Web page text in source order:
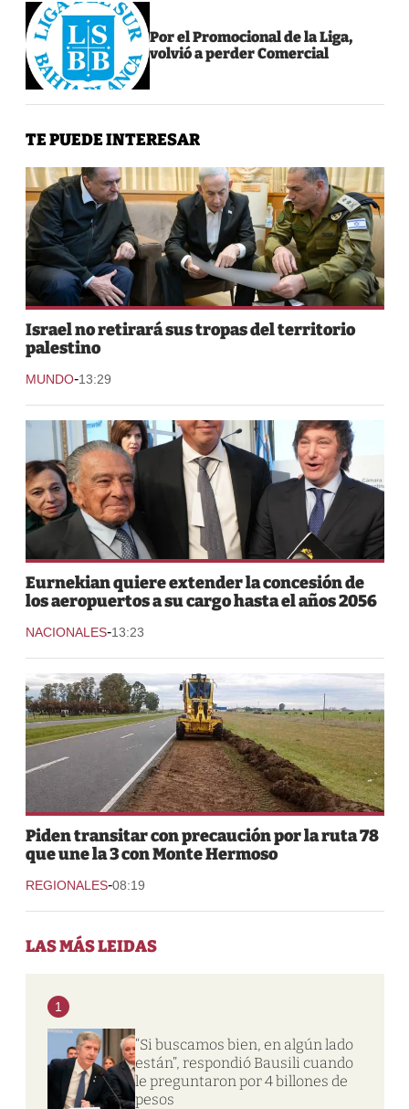
Por el Promocional de la Liga,
volvió a perder Comercial
TE PUEDE INTERESAR
Israel no retirará sus tropas del territorio
palestino
MUNDO-13:29
Eurnekian quiere extender la concesión de
los aeropuertos a su cargo hasta el años 2056
NACIONALES-13:23
Piden transitar con precaución por la ruta 78
que une la 3 con Monte Hermoso
REGIONALES-08:19
LAS MÁS LEIDAS
1
“Si buscamos bien, en algún lado
están”, respondió Bausili cuando
le preguntaron por 4 billones de
pesos